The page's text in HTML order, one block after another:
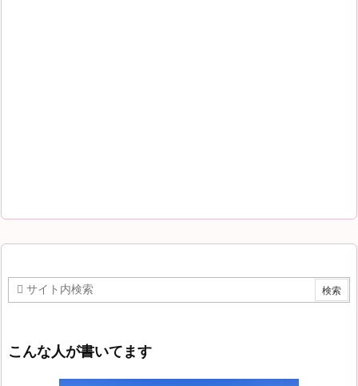
こんな人が書いてます